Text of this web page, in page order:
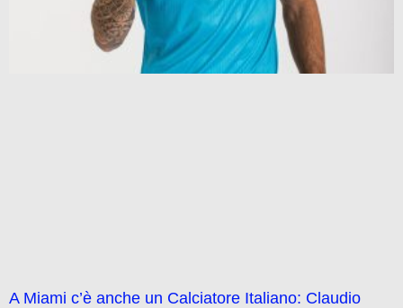
A Miami c’è anche un Calciatore Italiano: Claudio